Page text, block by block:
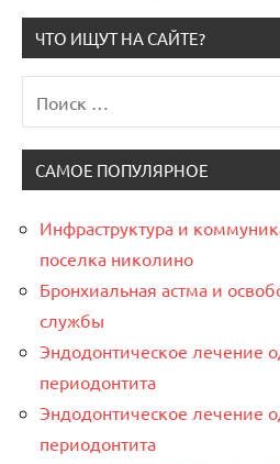
ЧТО ИЩУТ НА САЙТЕ?
для:
САМОЕ ПОПУЛЯРНОЕ
Инфраструктура и
поселка николино
Бронхиальная астма и
службы
Эндодонтическое лечение
периодонтита
Эндодонтическое лечение
периодонтита